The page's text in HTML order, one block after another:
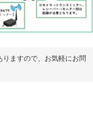
ますので、お気軽にお問